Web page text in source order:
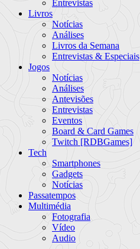
Entrevistas
Livros
Notícias
Análises
Livros da Semana
Entrevistas & Especiais
Jogos
Notícias
Análises
Antevisões
Entrevistas
Eventos
Board & Card Games
Twitch [RDBGames]
Tech
Smartphones
Gadgets
Notícias
Passatempos
Multimédia
Fotografia
Vídeo
Audio